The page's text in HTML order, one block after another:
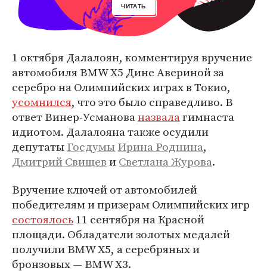
ЧИТАТЬ
1 октября Далалоян, комментируя вручение
автомобиля BMW X5 Дине Авериной за
серебро на Олимпийских играх в Токио,
усомнился, что это было справедливо. В
ответ Винер-Усманованазвалагимнаста
идиотом. Далалояна также осудили
депутатыГосдумыИрина Роднина,
Дмитрий СвищевиСветлана Журова.
Вручение ключей от автомобилей
победителям и призерам Олимпийских игр
состоялось11 сентября на Красной
площади. Обладатели золотых медалей
получили BMW X5, а серебряных и
бронзовых — BMW X3.